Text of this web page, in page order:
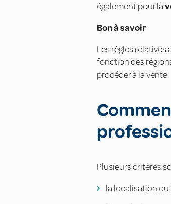
également pour la
Bon à savoir
Les règles
fonction des
procéder à la vente.
Plusieurs critères
la localisation